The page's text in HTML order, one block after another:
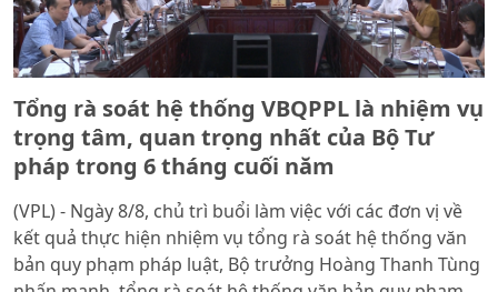
Tổng rà soát hệ thống VBQPPL là nhiệm vụ
trọng tâm, quan trọng nhất của Bộ Tư
pháp trong 6 tháng cuối năm
(VPL) - Ngày 8/8, chủ trì buổi làm việc với các đơn vị về
kết quả thực hiện nhiệm vụ tổng rà soát hệ thống văn
bản quy phạm pháp luật, Bộ trưởng Hoàng Thanh Tùng